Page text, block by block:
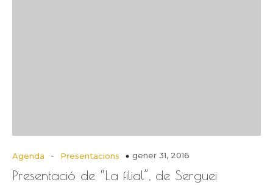
Agenda - Presentacions gener 31, 2016
Presentació de “La filial”, de Serguei